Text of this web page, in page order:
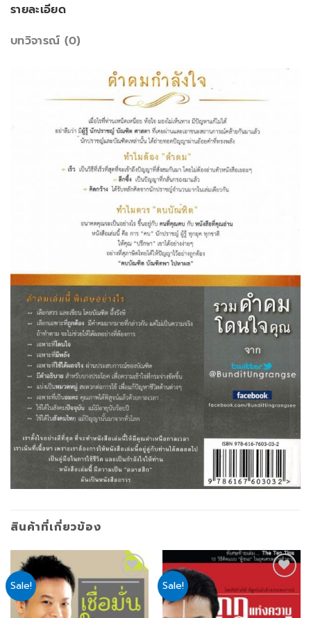
รายละเอียด
บทวิจารณ์ (0)
สินค้าที่เกี่ยวข้อง
Sale!
Add
to
wishlist
Sale!
Add
to
wishlist